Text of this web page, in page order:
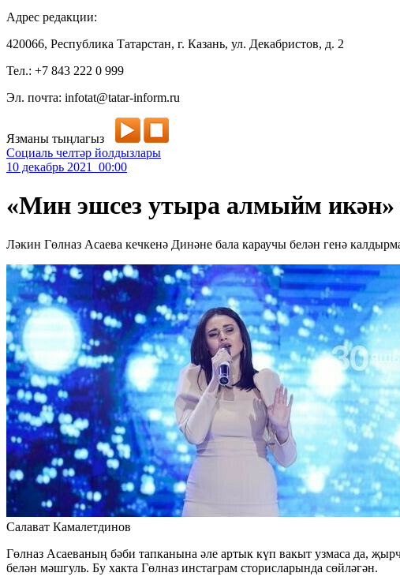
Адрес редакции:
420066, Республика Татарстан, г. Казань, ул. Декабристов, д. 2
Тел.: +7 843 222 0 999
Эл. почта: infotat@tatar-inform.ru
Язманы тыңлагыз
Социаль челтәр йолдызлары
10 декабрь 2021 00:00
«Мин эшсез утыра алмыйм икән»
Ләкин Гөлназ Асаева кечкенә Динәне бала караучы белән генә
Салават Камалетдинов
Гөлназ Асаеваның бәби тапканына әле артык күп вакыт узмаса да,
белән мәшгуль. Бу хакта Гөлназ инстаграм сторисларында сөйләгән.